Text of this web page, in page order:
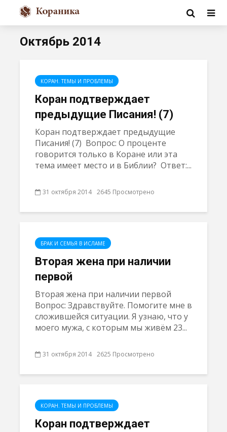
Октябрь 2014
КОРАН. ТЕМЫ И ПРОБЛЕМЫ
Коран подтверждает
предыдущие Писания! (7)
Коран подтверждает предыдущие
Писания! (7) Вопрос: О проценте
говорится только в Коране или эта
тема имеет место и в Библии? Ответ:...
31 октября 2014 2645 Просмотрено
БРАК И СЕМЬЯ В ИСЛАМЕ
Вторая жена при наличии
первой
Вторая жена при наличии первой
Вопрос: Здравствуйте. Помогите мне в
сложившейся ситуации. Я узнаю, что у
моего мужа, с которым мы живём 23...
31 октября 2014 2625 Просмотрено
КОРАН. ТЕМЫ И ПРОБЛЕМЫ
Коран подтверждает